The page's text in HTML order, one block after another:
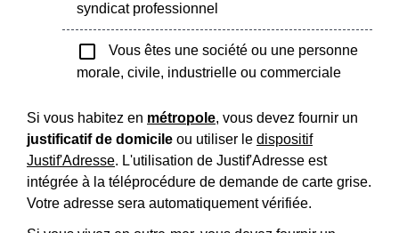
syndicat professionnel
check_box_outline_blank
Vous êtes une société ou une personne
morale, civile, industrielle ou commerciale
Si vous habitez en métropole, vous devez fournir un
justificatif de domicile ou utiliser le dispositif
Justif'Adresse. L'utilisation de Justif'Adresse est
intégrée à la téléprocédure de demande de carte grise.
Votre adresse sera automatiquement vérifiée.